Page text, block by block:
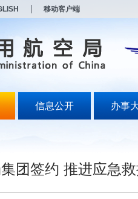
移动客户端
信息公开 办事
团签约 推进应急